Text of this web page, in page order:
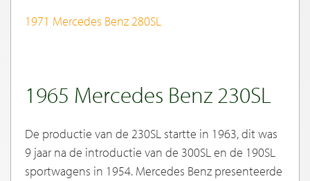
1971 Mercedes Benz 280SL
1965 Mercedes Benz 230SL
De productie van de 230SL startte in 1963, dit was
9 jaar na de introductie van de 300SL en de 190SL
sportwagens in 1954. Mercedes Benz presenteerde